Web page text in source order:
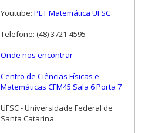
Youtube: PET Matemática UFSC
Telefone: (48) 3721-4595
Onde nos encontrar
Centro de Ciências Físicas e
Matemáticas CFM45 Sala 6 Porta 7
UFSC - Universidade Federal de
Santa Catarina